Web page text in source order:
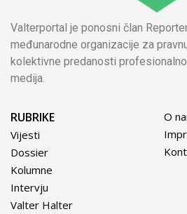
Valterportal je ponosni član
međunarodne organizacije za
kolektivne predanosti
medija.
RUBRIKE
Vijesti
Dossier
Kolumne
Intervju
Valter Halter
O